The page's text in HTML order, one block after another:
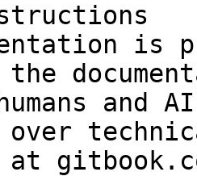
is
and
over
at